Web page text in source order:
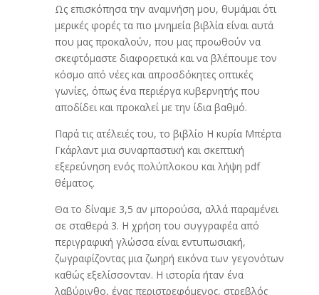
Ως επισκόπησα την αναμνήση μου, θυμάμαι ότι
μερικές φορές τα πιο μνημεία βιβλία είναι αυτά
που μας προκαλούν, που μας προωθούν να
σκεφτόμαστε διαφορετικά και να βλέπουμε τον
κόσμο από νέες και απροσδόκητες οπτικές
γωνίες, όπως ένα περιέργα κυβερνητής που
αποδίδει και προκαλεί με την ίδια βαθμό.
Παρά τις ατέλειές του, το βιβλίο Η κυρία Μπέρτα
Γκάρλαντ μια συναρπαστική και σκεπτική
εξερεύνηση ενός πολύπλοκου και λήψη pdf
θέματος.
Θα το δίναμε 3,5 αν μπορούσα, αλλά παραμένει
σε σταθερά 3. Η χρήση του συγγραφέα από
περιγραφική γλώσσα είναι εντυπωσιακή,
ζωγραφίζοντας μια ζωηρή εικόνα των γεγονότων
καθώς εξελίσσονταν. Η ιστορία ήταν ένα
λαβύρινθο, ένας περιστρεφόμενος, στρεβλός